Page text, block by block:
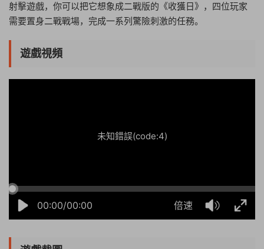
射擊遊戲，你可以把它想象成二戰版的《收獲日》，四位玩家
需要置身二戰戰場，完成一系列驚險刺激的任務。
遊戲視頻
00:00/00:00 倍速
未知錯誤(code:4)